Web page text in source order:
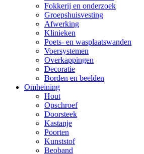
Fokkerij en onderzoek
Groepshuisvesting
Afwerking
Klinieken
Poets- en wasplaatswanden
Voersystemen
Overkappingen
Decoratie
Borden en beelden
Omheining
Hout
Opschroef
Doorsteek
Kastanje
Poorten
Kunststof
Beoband